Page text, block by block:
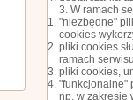
3. W ramach
"niezbędne"
cookies
pliki cookies
ramach
pliki cookies,
"funkcjonalne"
np. w zakresie